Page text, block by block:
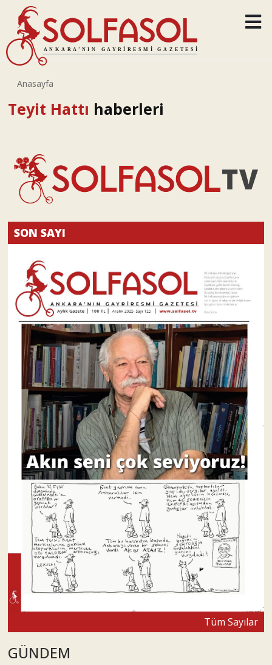
Anasayfa
Teyit Hattı haberleri
SON SAYI
Tüm Sayılar
GÜNDEM